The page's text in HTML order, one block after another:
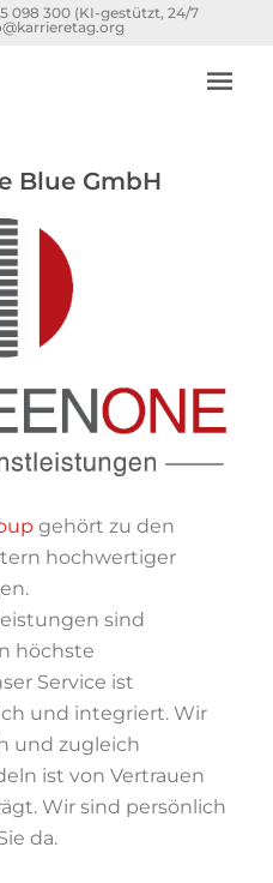
098 300 (KI-gestützt, 24/7
Blue GmbH
gehört zu den
hochwertiger
sind
höchste
Service ist
und integriert. Wir
und zugleich
ist von Vertrauen
Wir sind persönlich
da.